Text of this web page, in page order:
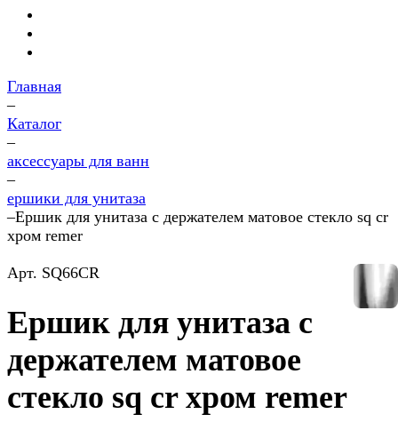
Главная
–
Каталог
–
аксессуары для ванн
–
ершики для унитаза
–Ершик для унитаза с держателем матовое стекло sq cr
хром remer
Арт. SQ66CR
Ершик для унитаза с
держателем матовое
стекло sq cr хром remer